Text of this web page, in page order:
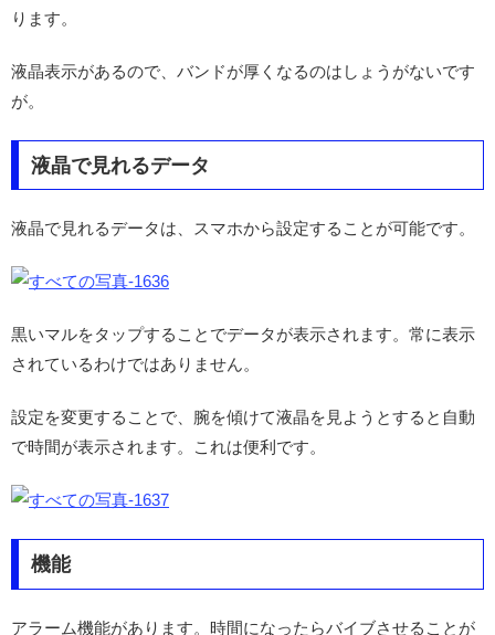
ります。
液晶表示があるので、バンドが厚くなるのはしょうがないです
が。
液晶で見れるデータ
液晶で見れるデータは、スマホから設定することが可能です。
黒いマルをタップすることでデータが表示されます。常に表示
されているわけではありません。
設定を変更することで、腕を傾けて液晶を見ようとすると自動
で時間が表示されます。これは便利です。
機能
アラーム機能があります。時間になったらバイブさせることが